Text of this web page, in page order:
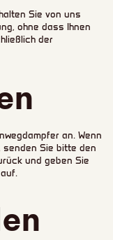
Sie von uns
ohne dass Ihnen
der
an. Wenn
senden Sie bitte den
und geben Sie